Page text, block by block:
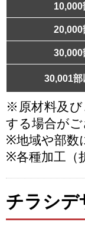
10,000
20,000
30,000
30,001部
※原材料及び
する場合がご
※地域や部数
※各種加工（
チラシデ